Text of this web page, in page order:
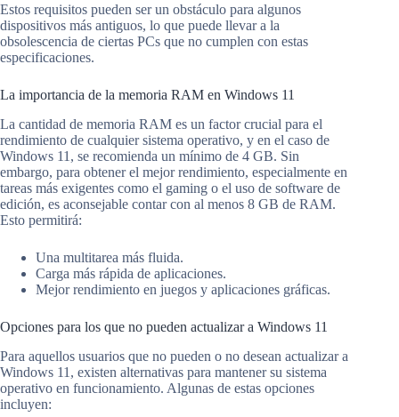
Estos requisitos pueden ser un obstáculo para algunos
dispositivos más antiguos, lo que puede llevar a la
obsolescencia de ciertas PCs que no cumplen con estas
especificaciones.
La importancia de la memoria RAM en Windows 11
La cantidad de memoria RAM es un factor crucial para el
rendimiento de cualquier sistema operativo, y en el caso de
Windows 11, se recomienda un mínimo de 4 GB. Sin
embargo, para obtener el mejor rendimiento, especialmente en
tareas más exigentes como el gaming o el uso de software de
edición, es aconsejable contar con al menos 8 GB de RAM.
Esto permitirá:
Una multitarea más fluida.
Carga más rápida de aplicaciones.
Mejor rendimiento en juegos y aplicaciones gráficas.
Opciones para los que no pueden actualizar a Windows 11
Para aquellos usuarios que no pueden o no desean actualizar a
Windows 11, existen alternativas para mantener su sistema
operativo en funcionamiento. Algunas de estas opciones
incluyen: